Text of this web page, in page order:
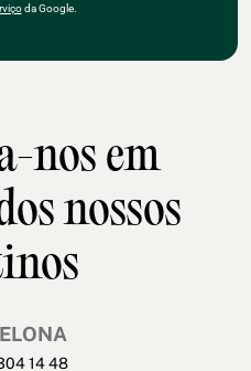
da Google.
nos em
nossos
14 48